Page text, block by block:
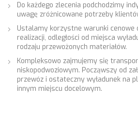
Do każdego zlecenia podchodzimy
uwagę zróżnicowane potrzeby
Ustalamy korzystne warunki cenowe
realizacji, odległości od miejsca
rodzaju przewożonych materiałów.
Kompleksowo zajmujemy się
niskopodwoziowym. Począwszy od
przewóz i ostateczny wyładunek na
innym miejscu docelowym.